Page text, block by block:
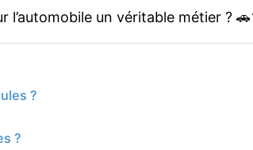
un véritable métier ?
?
?